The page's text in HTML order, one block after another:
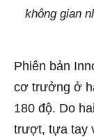
không gian
Phiên bản
cơ trưởng ở
180 độ. Do
trượt, tựa tay